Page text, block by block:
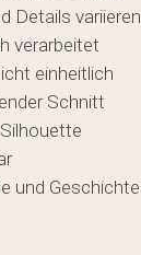
Details variieren
verarbeitet
einheitlich
Schnitt
und Geschichte